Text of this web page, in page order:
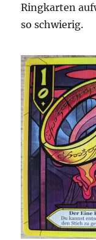
Ringkarten
so schwierig.